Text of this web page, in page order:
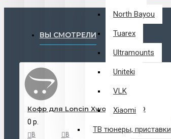
North Bayou
Tuarex
Ultramounts
Uniteki
VLK
Xiaomi
ТВ тюнеры, приставки
ВЫ СМОТРЕЛИ
Кофр для Loncin Xwolf 700 MUD
0 р.
В
В
В